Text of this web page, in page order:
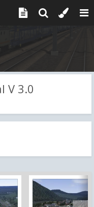
V 3.0